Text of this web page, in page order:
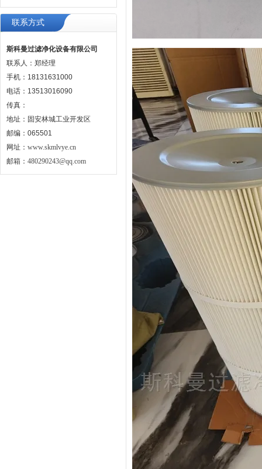
联系方式
斯科曼过滤净化设备有限公司
联系人：郑经理
手机：18131631000
电话：13513016090
传真：
地址：固安林城工业开发区
邮编：065501
网址： www.skmlvye.cn
邮箱： 480290243@qq.com